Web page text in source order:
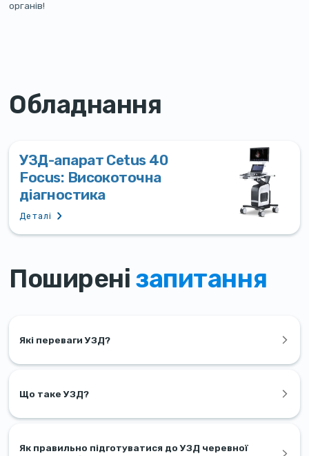
органів!
Обладнання
УЗД-апарат Cetus 40
Focus: Високоточна
діагностика
Деталі
Поширені запитання
Які переваги УЗД?
Що таке УЗД?
Як правильно підготуватися до УЗД черевної